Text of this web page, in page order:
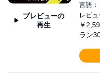
プレビューの
再生
言語：
レビュ
￥
ラン